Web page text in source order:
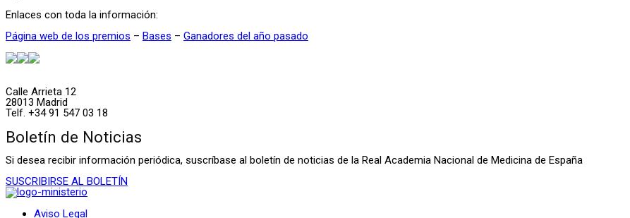
Enlaces con toda la información:
Página web de los premios – Bases – Ganadores del año pasado
Calle Arrieta 12
28013 Madrid
Telf. +34 91 547 03 18
Boletín de Noticias
Si desea recibir información periódica, suscríbase al boletín de noticias de la Real Academia Nacional de Medicina de España
SUSCRIBIRSE AL BOLETÍN
Aviso Legal